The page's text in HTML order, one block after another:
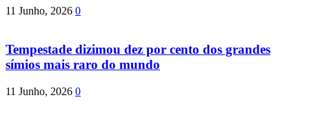
11 Junho, 2026 0
Tempestade dizimou dez por cento dos grandes
símios mais raro do mundo
11 Junho, 2026 0